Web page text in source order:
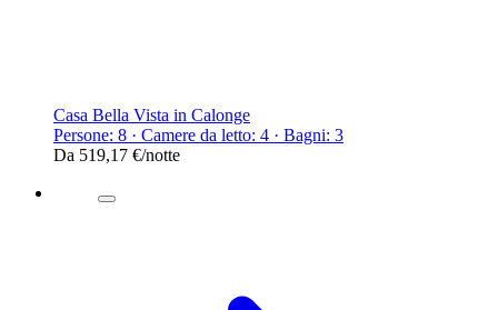
Casa Bella Vista in Calonge
Persone: 8 · Camere da letto: 4 · Bagni: 3
Da 519,17 €/notte